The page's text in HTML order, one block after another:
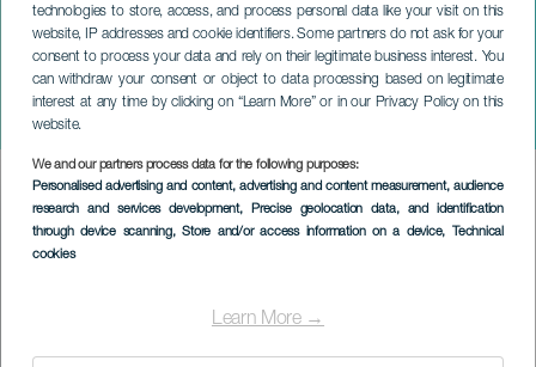
technologies to store, access, and process personal data like your visit on this
website, IP addresses and cookie identifiers. Some partners do not ask for your
consent to process your data and rely on their legitimate business interest. You
can withdraw your consent or object to data processing based on legitimate
interest at any time by clicking on “Learn More” or in our Privacy Policy on this
website.
We and our partners process data for the following purposes:
Personalised advertising and content, advertising and content measurement, audience
research and services development, Precise geolocation data, and identification
through device scanning, Store and/or access information on a device, Technical
cookies
Learn More →
Fonseca en concert
GRAN CANARIA
Imagen
Listado